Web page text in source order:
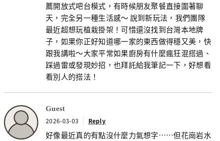
薦開放式吧台模式，有時候朋友聚餐直接圍著聊
天，完全另一種生活感～ 說到新玩法，我們團隊
最近超想玩植栽掛架！可惜還沒找到台灣本地牌
子，如果你正好知道哪一家的東西做得穩又美，快
跟我講啦～大家平常如果廚房有什麼瘋狂混搭過、
踩過雷或發現妙招，也拜託給我筆記一下，好想看
看別人的搭法！
Guest
2026-03-03 Reply
好像最近真的有點沒什麼力氣想字……但花崗岩水